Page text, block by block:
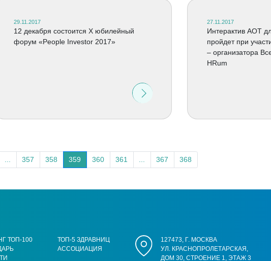
29.11.2017
12 декабря состоится X юбилейный
форум «People Investor 2017»
27.11.2017
Интерактив АОТ
пройдет при
– организатора
HRum
357 358 359 360 361 367 368
ТОП-100
ТОП-5 ЗДРАВНИЦ
АССОЦИАЦИЯ
127473, Г. МОСКВА
УЛ. КРАСНОПРОЛЕТАРСКАЯ,
ДОМ 30, СТРОЕНИЕ 1, ЭТАЖ 3